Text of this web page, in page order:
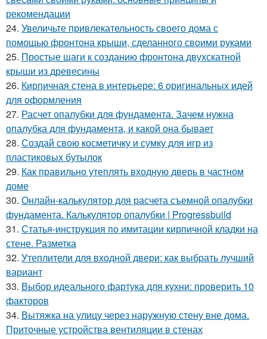
рекомендации
24. Увеличьте привлекательность своего дома с
помощью фронтона крыши, сделанного своими руками
25. Простые шаги к созданию фронтона двухскатной
крыши из древесины
26. Кирпичная стена в интерьере: 6 оригинальных идей
для оформления
27. Расчет опалубки для фундамента. Зачем нужна
опалубка для фундамента, и какой она бывает
28. Создай свою косметичку и сумку для игр из
пластиковых бутылок
29. Как правильно утеплять входную дверь в частном
доме
30. Онлайн-калькулятор для расчета съемной опалубки
фундамента. Калькулятор опалубки | Progressbuild
31. Статья-инструкция по имитации кирпичной кладки на
стене. Разметка
32. Утеплители для входной двери: как выбрать лучший
вариант
33. Выбор идеального фартука для кухни: проверить 10
факторов
34. Вытяжка на улицу через наружную стену вне дома.
Приточные устройства вентиляции в стенах